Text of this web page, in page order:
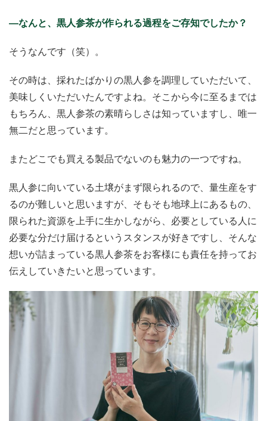
―なんと、黒人参茶が作られる過程をご存知でしたか？
そうなんです（笑）。
その時は、採れたばかりの黒人参を調理していただいて、
美味しくいただいたんですよね。そこから今に至るまでは
もちろん、黒人参茶の素晴らしさは知っていますし、唯一
無二だと思っています。
またどこでも買える製品でないのも魅力の一つですね。
黒人参に向いている土壌がまず限られるので、量生産をす
るのが難しいと思いますが、そもそも地球上にあるもの、
限られた資源を上手に生かしながら、必要としている人に
必要な分だけ届けるというスタンスが好きですし、そんな
想いが詰まっている黒人参茶をお客様にも責任を持ってお
伝えしていきたいと思っています。